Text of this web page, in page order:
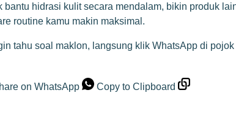
hidrasi kulit secara mendalam, bikin produk
routine kamu makin maksimal.
tahu soal maklon, langsung klik WhatsApp di
on WhatsApp Copy to Clipboard